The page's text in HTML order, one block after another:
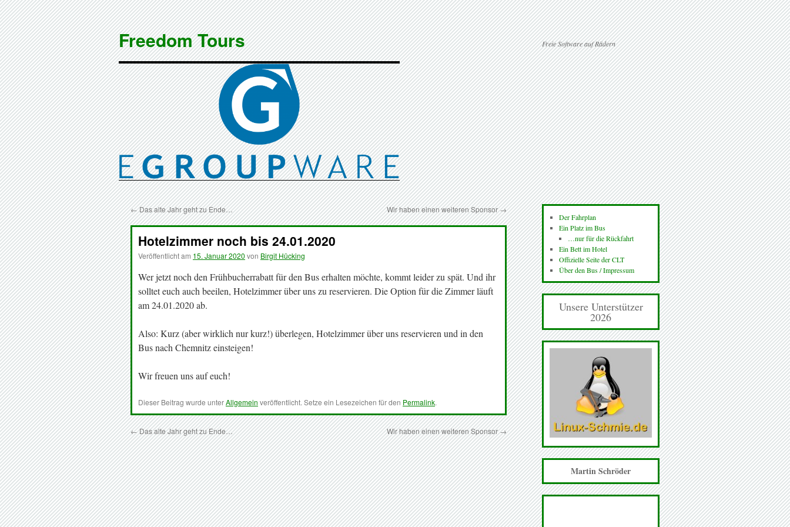
Zum
Inhalt
springen
Freedom Tours Freie Software auf Rädern
←Das alte Jahr geht zu Ende… Wir haben einen weiteren Sponsor→
Hotelzimmer noch bis 24.01.2020
Veröffentlicht am 15. Januar 2020 von Birgit Hücking
Wer jetzt noch den Frühbucherrabatt für den Bus erhalten möchte, kommt leider zu spät. Und ihr
solltet euch auch beeilen, Hotelzimmer über uns zu reservieren. Die Option für die Zimmer läuft
am 24.01.2020 ab.
Also: Kurz (aber wirklich nur kurz!) überlegen, Hotelzimmer über uns reservieren und in den
Bus nach Chemnitz einsteigen!
Wir freuen uns auf euch!
Dieser Beitrag wurde unterAllgemein veröffentlicht. Setze ein Lesezeichen für den Permalink.
←Das alte Jahr geht zu Ende… Wir haben einen weiteren Sponsor→
Der Fahrplan
Ein Platz im Bus
…nur für die Rückfahrt
Ein Bett im Hotel
Offizielle Seite der CLT
Über den Bus / Impressum
Unsere Unterstützer
2026
Martin Schröder